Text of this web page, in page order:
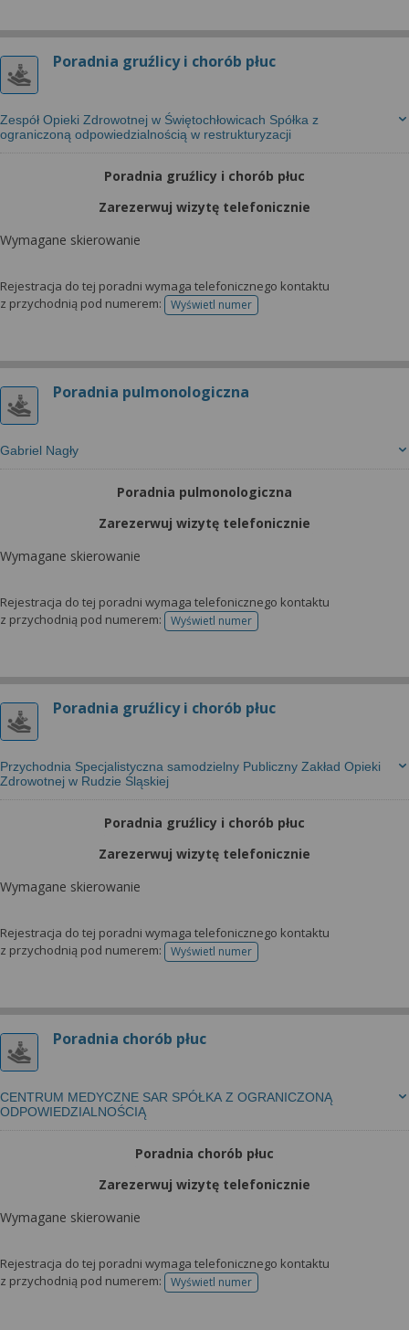
Poradnia gruźlicy i chorób płuc
Zespół Opieki Zdrowotnej w Świętochłowicach Spółka z
ograniczoną odpowiedzialnością w restrukturyzacji
Poradnia gruźlicy i chorób płuc
Zarezerwuj wizytę telefonicznie
Wymagane skierowanie
Rejestracja do tej poradni wymaga telefonicznego kontaktu
z przychodnią pod numerem:
Wyświetl numertelefonu do rejestracji
Poradnia pulmonologiczna
Gabriel Nagły
Poradnia pulmonologiczna
Zarezerwuj wizytę telefonicznie
Wymagane skierowanie
Rejestracja do tej poradni wymaga telefonicznego kontaktu
z przychodnią pod numerem:
Wyświetl numertelefonu do rejestracji
Poradnia gruźlicy i chorób płuc
Przychodnia Specjalistyczna samodzielny Publiczny Zakład Opieki
Zdrowotnej w Rudzie Śląskiej
Poradnia gruźlicy i chorób płuc
Zarezerwuj wizytę telefonicznie
Wymagane skierowanie
Rejestracja do tej poradni wymaga telefonicznego kontaktu
z przychodnią pod numerem:
Wyświetl numertelefonu do rejestracji
Poradnia chorób płuc
CENTRUM MEDYCZNE SAR SPÓŁKA Z OGRANICZONĄ
ODPOWIEDZIALNOŚCIĄ
Poradnia chorób płuc
Zarezerwuj wizytę telefonicznie
Wymagane skierowanie
Rejestracja do tej poradni wymaga telefonicznego kontaktu
z przychodnią pod numerem:
Wyświetl numertelefonu do rejestracji